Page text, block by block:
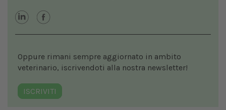
Oppure rimani sempre aggiornato in ambito
veterinario, iscrivendoti alla nostra newsletter!
ISCRIVITI